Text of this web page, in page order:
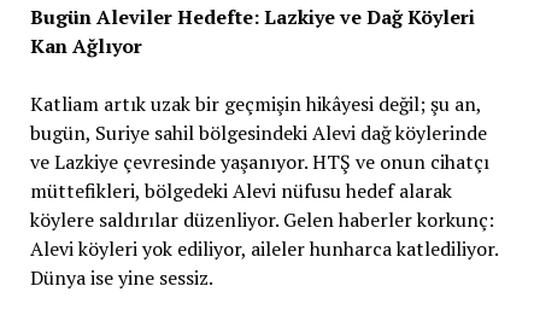
Bugün Aleviler Hedefte: Lazkiye ve Dağ Köyleri
Kan Ağlıyor
Katliam artık uzak bir geçmişin hikâyesi değil; şu an,
bugün, Suriye sahil bölgesindeki Alevi dağ köylerinde
ve Lazkiye çevresinde yaşanıyor. HTŞ ve onun cihatçı
müttefikleri, bölgedeki Alevi nüfusu hedef alarak
köylere saldırılar düzenliyor. Gelen haberler korkunç:
Alevi köyleri yok ediliyor, aileler hunharca katlediliyor.
Dünya ise yine sessiz.